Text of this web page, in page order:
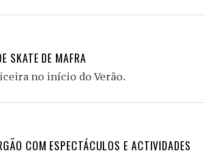
SKATE DE MAFRA
no início do Verão.
COM ESPECTÁCULOS E ACTIVIDADES